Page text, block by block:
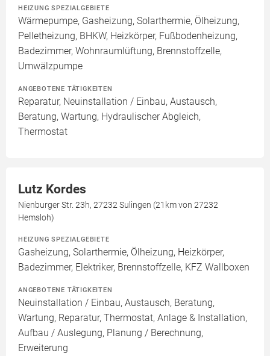
HEIZUNG SPEZIALGEBIETE
Wärmepumpe, Gasheizung, Solarthermie, Ölheizung,
Pelletheizung, BHKW, Heizkörper, Fußbodenheizung,
Badezimmer, Wohnraumlüftung, Brennstoffzelle,
Umwälzpumpe
ANGEBOTENE TÄTIGKEITEN
Reparatur, Neuinstallation / Einbau, Austausch,
Beratung, Wartung, Hydraulischer Abgleich,
Thermostat
Lutz Kordes
Nienburger Str. 23h, 27232 Sulingen (21km von 27232
Hemsloh)
HEIZUNG SPEZIALGEBIETE
Gasheizung, Solarthermie, Ölheizung, Heizkörper,
Badezimmer, Elektriker, Brennstoffzelle, KFZ Wallboxen
ANGEBOTENE TÄTIGKEITEN
Neuinstallation / Einbau, Austausch, Beratung,
Wartung, Reparatur, Thermostat, Anlage & Installation,
Aufbau / Auslegung, Planung / Berechnung,
Erweiterung